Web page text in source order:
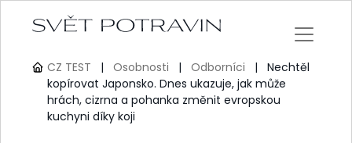
CZ TEST | Osobnosti | Odborníci |
Nechtěl
kopírovat Japonsko. Dnes ukazuje, jak může
hrách, cizrna a pohanka změnit evropskou
kuchyni díky koji